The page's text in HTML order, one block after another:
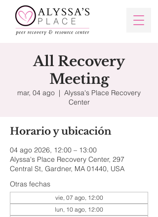
All Recovery
Meeting
mar, 04 ago
  |
Alyssa's Place Recovery
Center
Horario y ubicación
04 ago 2026, 12:00 – 13:00
Alyssa's Place Recovery Center, 297
Central St, Gardner, MA 01440, USA
Otras fechas
vie, 07 ago, 12:00
lun, 10 ago, 12:00